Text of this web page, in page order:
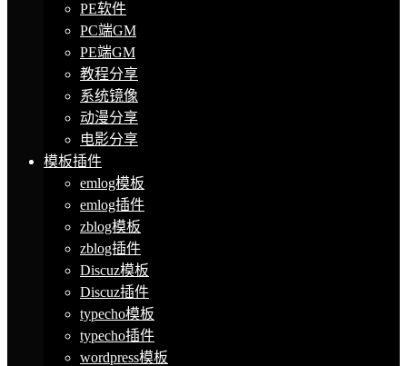
PE软件
PC端GM
PE端GM
教程分享
系统镜像
动漫分享
电影分享
模板插件
emlog模板
emlog插件
zblog模板
zblog插件
Discuz模板
Discuz插件
typecho模板
typecho插件
wordpress模板